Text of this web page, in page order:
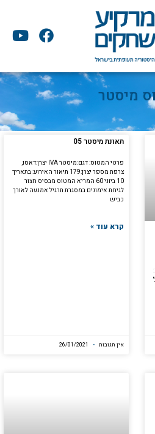
F
a
e
b
o
k
Y
o
t
u
e
מיסטר
תאונת מיסטר 05
פרטי המטוס: דגם:מיסטר IVA יצרן:דאסו,
צרפת מספר יצרן:179 תיאור האירוע: בתאריך
10 ביוני 60 המריא המטוס מבסיס חצור
לגיחת אימונים במסגרת תרגיל אמנעה לאורך
כביש
קרא עוד »
אין תגובות